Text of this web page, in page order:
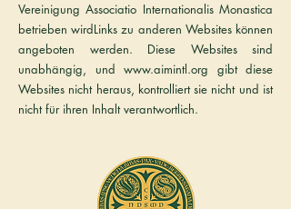
Vereinigung Associatio Internationalis Monastica
betrieben wirdLinks zu anderen Websites können
angeboten werden. Diese Websites sind
unabhängig, und www.aimintl.org gibt diese
Websites nicht heraus, kontrolliert sie nicht und ist
nicht für ihren Inhalt verantwortlich.